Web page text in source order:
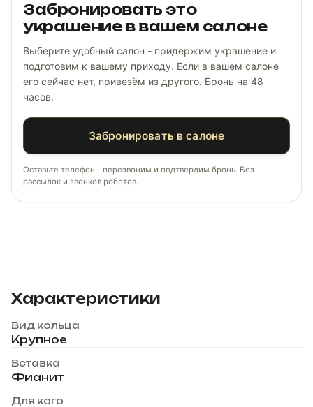
Забронировать это
украшение в вашем салоне
Выберите удобный салон - придержим украшение и
подготовим к вашему приходу. Если в вашем салоне
его сейчас нет, привезём из другого. Бронь на 48
часов.
Забронировать в салоне
Оставьте телефон - перезвоним и подтвердим бронь. Без
рассылок и звонков роботов.
Характеристики
Вид кольца
Крупное
Вставка
Фианит
Для кого